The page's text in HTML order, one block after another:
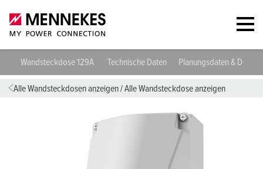
Wandsteckdose 129A Technische Daten Planungsdaten &
Alle Wandsteckdosen anzeigen/Alle Wandsteckdose anzeigen